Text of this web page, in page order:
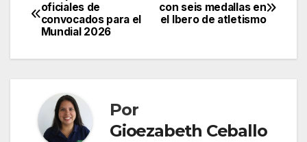
de
entradas
con seis medallas en
el Ibero de atletismo
oficiales de
convocados para el
Mundial 2026
Por
Gioezabeth Ceballo